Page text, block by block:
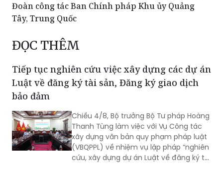
Đoàn công tác Ban Chính pháp Khu ủy Quảng
Tây, Trung Quốc
ĐỌC THÊM
Tiếp tục nghiên cứu việc xây dựng các dự án
Luật về đăng ký tài sản, Đăng ký giao dịch
bảo đảm
Chiều 4/8, Bộ trưởng Bộ Tư pháp Hoàng
Thanh Tùng làm việc với Vụ Công tác
xây dựng văn bản quy phạm pháp luật
(VBQPPL) về nhiệm vụ lập pháp “nghiên
cứu, xây dựng dự án Luật về đăng ký tài